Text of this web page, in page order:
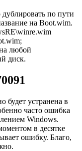
по пути
на Boot.wim.
любой
диск.
будет устранена в
часто ошибка
Windows.
в десятке
ошибку. Благо,